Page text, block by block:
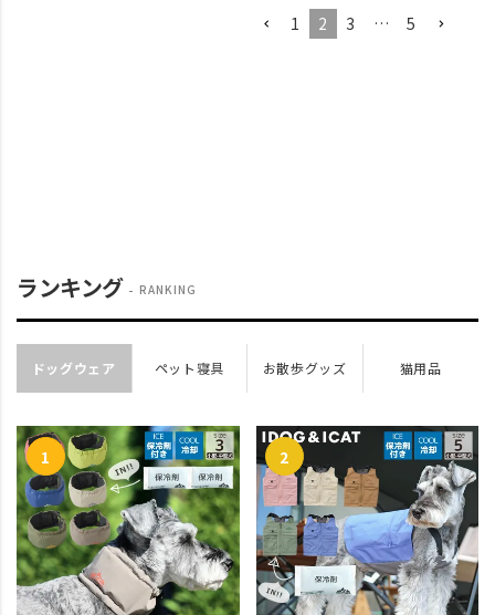
1
2 3 … 5
ランキング RANKING
ドッグウェア ペット寝具 お散歩グッズ 猫用品